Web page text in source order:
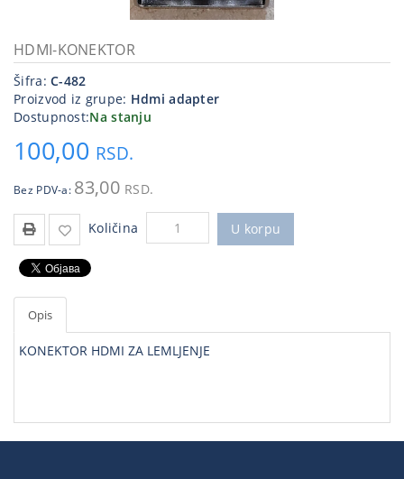
priključci
Kućna
tehnika
Poslovna
program
HDMI-KONEKTOR
Šifra:C-482
Proizvod iz grupe: Hdmi adapter
Dostupnost:Na stanju
100,00 RSD.
Bez PDV-a: 83,00 RSD.
Količina U korpu
Opis
KONEKTOR HDMI ZA LEMLJENJE